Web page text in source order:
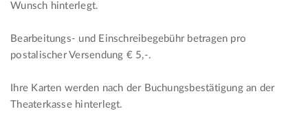
Wunsch hinterlegt.
Bearbeitungs- und Einschreibegebühr betragen pro
postalischer Versendung € 5,-.
Ihre Karten werden nach der Buchungsbestätigung an der
Theaterkasse hinterlegt.